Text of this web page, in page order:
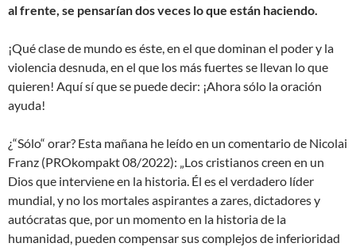
al frente, se pensarían dos veces lo que están haciendo.
¡Qué clase de mundo es éste, en el que dominan el poder y la
violencia desnuda, en el que los más fuertes se llevan lo que
quieren! Aquí sí que se puede decir: ¡Ahora sólo la oración
ayuda!
¿“Sólo“ orar? Esta mañana he leído en un comentario de Nicolai
Franz (PROkompakt 08/2022): „Los cristianos creen en un
Dios que interviene en la historia. Él es el verdadero líder
mundial, y no los mortales aspirantes a zares, dictadores y
autócratas que, por un momento en la historia de la
humanidad, pueden compensar sus complejos de inferioridad